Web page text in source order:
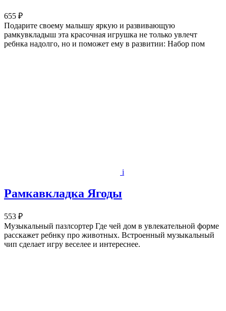
655 ₽
Подарите своему малышу яркую и развивающую
рамкувкладыш эта красочная игрушка не только увлечт
ребнка надолго, но и поможет ему в развитии: Набор пом
i
Рамкавкладка Ягоды
553 ₽
Музыкальный пазлсортер Где чей дом в увлекательной форме
расскажет ребнку про животных. Встроенный музыкальный
чип сделает игру веселее и интереснее.